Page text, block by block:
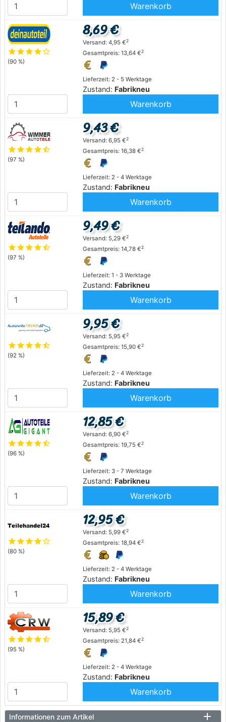
Warenkorb
starstarstarstarstar_outline
(90 %)
Lieferzeit: 2 - 5 Werktage
Zustand: Fabrikneu
8,69 €
Versand: 4,95 €2
Gesamtpreis: 13,64 €2
Warenkorb
starstarstarstarstar_half
(97 %)
Lieferzeit: 2 - 4 Werktage
Zustand: Fabrikneu
9,43 €
Versand: 6,95 €2
Gesamtpreis: 16,38 €2
Warenkorb
starstarstarstarstar_half
(97 %)
Lieferzeit: 1 - 3 Werktage
Zustand: Fabrikneu
9,49 €
Versand: 5,29 €2
Gesamtpreis: 14,78 €2
Warenkorb
starstarstarstarstar_half
(92 %)
Lieferzeit: 2 - 4 Werktage
Zustand: Fabrikneu
9,95 €
Versand: 5,95 €2
Gesamtpreis: 15,90 €2
Warenkorb
starstarstarstarstar_half
(96 %)
Lieferzeit: 3 - 7 Werktage
Zustand: Fabrikneu
12,85 €
Versand: 6,90 €2
Gesamtpreis: 19,75 €2
Warenkorb
starstarstarstarstar_outline
(80 %)
Lieferzeit: 2 - 4 Werktage
Zustand: Fabrikneu
12,95 €
Versand: 5,99 €2
Gesamtpreis: 18,94 €2
Warenkorb
starstarstarstarstar_half
(95 %)
Lieferzeit: 2 - 4 Werktage
Zustand: Fabrikneu
15,89 €
Versand: 5,95 €2
Gesamtpreis: 21,84 €2
Warenkorb
Informationen zum Artikel